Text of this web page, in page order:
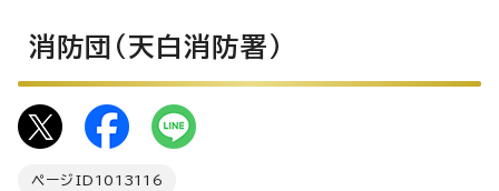
消防団（天白消防署）
ページID 1013116